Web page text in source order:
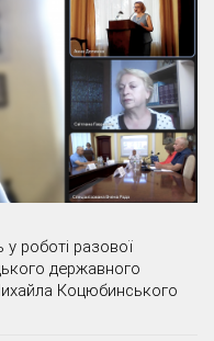
роботі разової
державного
Коцюбинського